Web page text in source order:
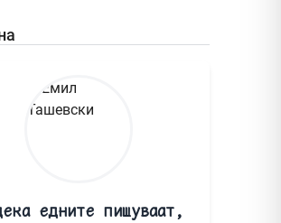
едните пишуваат,